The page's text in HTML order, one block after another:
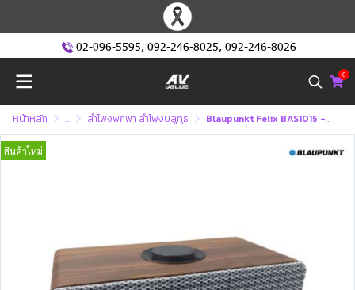
02-096-5595, 092-246-8025, 092-246-8026
0
หน้าหลัก ... ลำโพงพกพา ลำโพงบลูทูธ Blaupunkt Felix BAS1015 - Soundbar Vintage Design
สินค้าใหม่